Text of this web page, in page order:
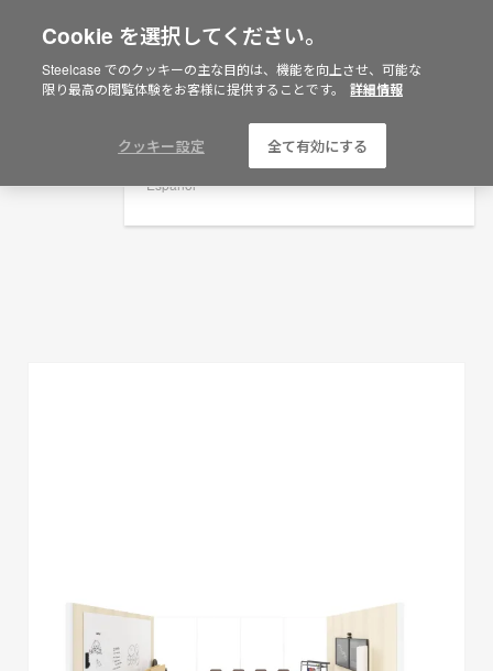
Are you in United States?
Would you like to see Products we sell in
Americas
Español
プランニングアイデア
フィルターを表示
Cookie を選択してください。
Steelcase でのクッキーの主な目的は、機能を向上させ、可能な
限り最高の閲覧体験をお客様に提供することです。
詳細情報
クッキー設定 全て有効にする